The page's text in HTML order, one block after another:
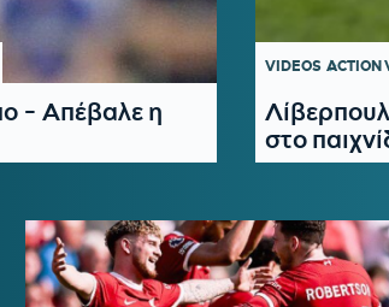
- Απέβαλε η
VIDEOS ACTION
στο